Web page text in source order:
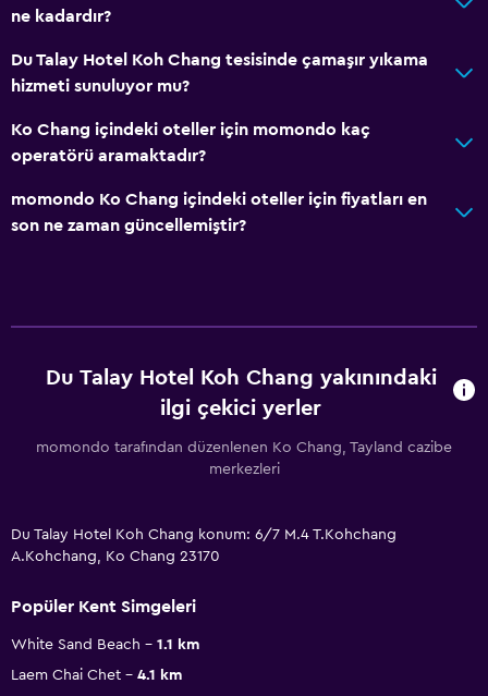
ne kadardır?
Du Talay Hotel Koh Chang tesisinde çamaşır yıkama
hizmeti sunuluyor mu?
Ko Chang içindeki oteller için momondo kaç
operatörü aramaktadır?
momondo Ko Chang içindeki oteller için fiyatları en
son ne zaman güncellemiştir?
Du Talay Hotel Koh Chang yakınındaki
ilgi çekici yerler
momondo tarafından düzenlenen Ko Chang, Tayland cazibe
merkezleri
Du Talay Hotel Koh Chang konum: 6/7 M.4 T.Kohchang
A.Kohchang, Ko Chang 23170
Popüler Kent Simgeleri
White Sand Beach
1.1 km
Laem Chai Chet
4.1 km